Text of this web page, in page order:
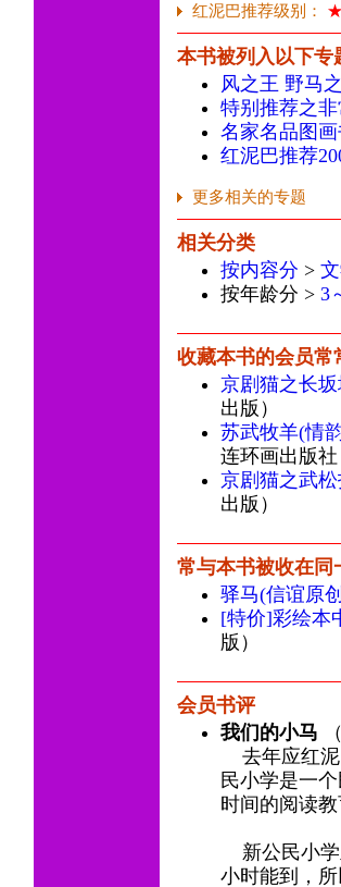
红泥巴推荐级别：
本书被列入以下专
风之王 野马
特别推荐之
名家名品图
红泥巴推荐
更多相关的专题
相关分类
按内容分 >
按年龄分 > 3
收藏本书的会员常
京剧猫之长
出版）
苏武牧羊(情
连环画出版
京剧猫之武
出版）
常与本书被收在同
驿马(信谊原
[特价]彩绘本
版）
会员书评
我们的小马
去年应红泥
民小学是一
时间的阅读
新公民小学
小时能到，